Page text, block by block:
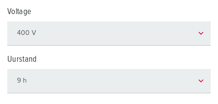
Voltage
Uurstand